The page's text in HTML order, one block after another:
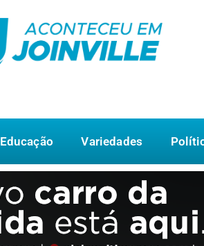
Educação Variedades